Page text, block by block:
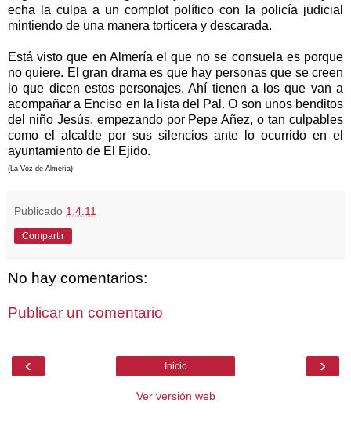
echa la culpa a un complot político con la policía judicial
mintiendo de una manera torticera y descarada.
Está visto que en Almería el que no se consuela es porque
no quiere. El gran drama es que hay personas que se creen
lo que dicen estos personajes. Ahí tienen a los que van a
acompañar a Enciso en la lista del Pal. O son unos benditos
del niño Jesús, empezando por Pepe Añez, o tan culpables
como el alcalde por sus silencios ante lo ocurrido en el
ayuntamiento de El Ejido.
(La Voz de Almería)
Publicado 1.4.11
Compartir
No hay comentarios:
Publicar un comentario
‹ ›
Inicio
Ver versión web